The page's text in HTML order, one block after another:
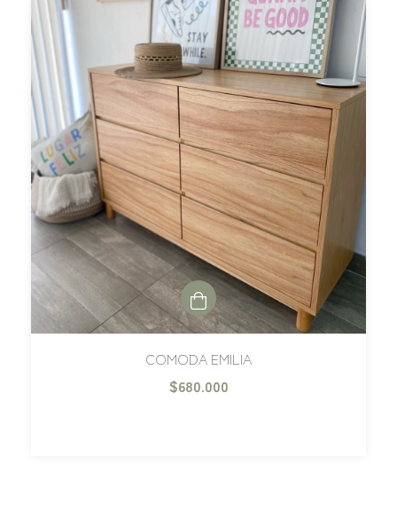
COMODA EMILIA
$680.000